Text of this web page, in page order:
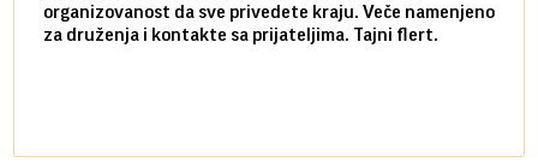
organizovanost da sve privedete kraju. Veče namenjeno
za druženja i kontakte sa prijateljima. Tajni flert.